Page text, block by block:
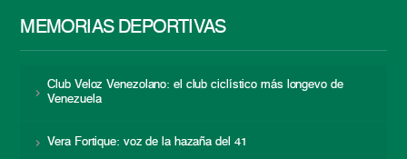
MEMORIAS DEPORTIVAS
Club Veloz Venezolano: el club ciclístico más longevo de
Venezuela
Vera Fortique: voz de la hazaña del 41